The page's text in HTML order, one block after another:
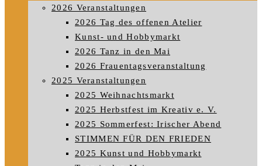
2026 Veranstaltungen
2026 Tag des offenen Atelier
Kunst- und Hobbymarkt
2026 Tanz in den Mai
2026 Frauentagsveranstaltung
2025 Veranstaltungen
2025 Weihnachtsmarkt
2025 Herbstfest im Kreativ e. V.
2025 Sommerfest: Irischer Abend
STIMMEN FÜR DEN FRIEDEN
2025 Kunst und Hobbymarkt